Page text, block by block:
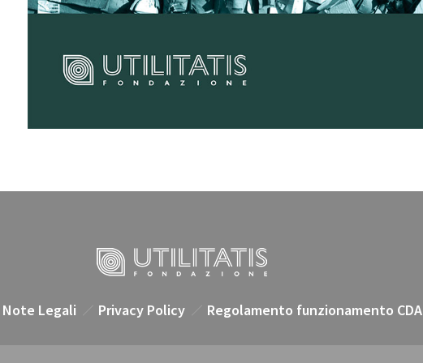
Note Legali Privacy Policy Regolamento funzionamento CDA